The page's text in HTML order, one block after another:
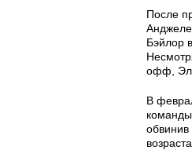
После
Бэйлор
офф,
В
обвинив